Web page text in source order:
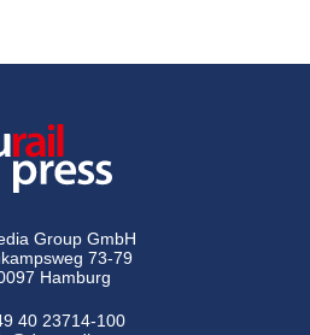
Group GmbH
73-79
Hamburg
40 23714-100